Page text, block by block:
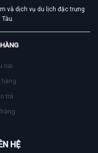
và dịch vụ du lịch đặc trưng
nai
hàng
trả
HỆ